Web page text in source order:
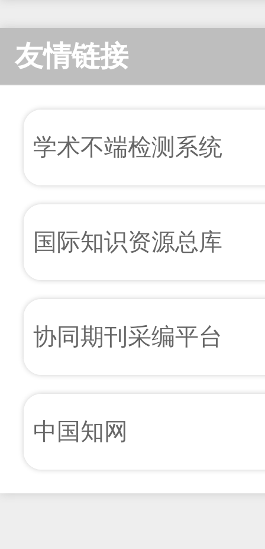
友情链接
学术不端检测系统
国际知识资源总库
协同期刊采编平台
中国知网